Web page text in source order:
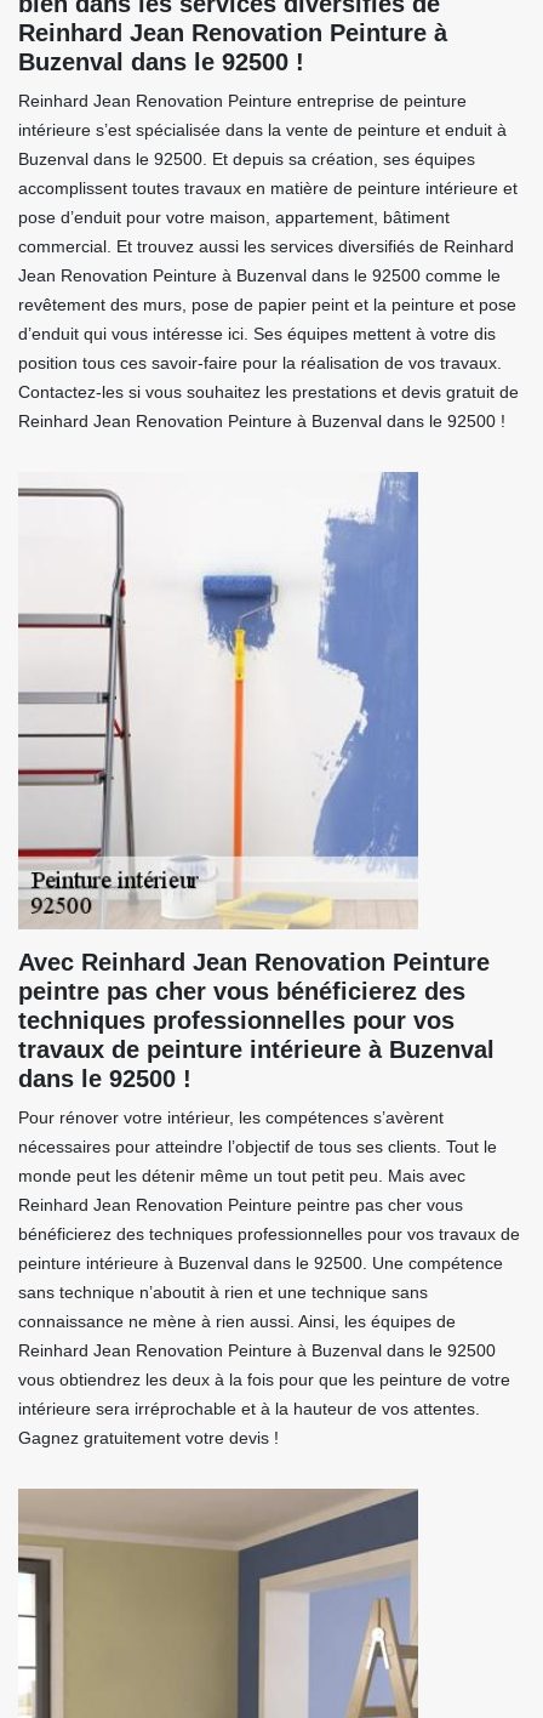
Reinhard Jean Renovation Peinture à
Buzenval dans le 92500 !
Reinhard Jean Renovation Peinture entreprise de peinture
intérieure s’est spécialisée dans la vente de peinture et enduit à
Buzenval dans le 92500. Et depuis sa création, ses équipes
accomplissent toutes travaux en matière de peinture intérieure et
pose d’enduit pour votre maison, appartement, bâtiment
commercial. Et trouvez aussi les services diversifiés de Reinhard
Jean Renovation Peinture à Buzenval dans le 92500 comme le
revêtement des murs, pose de papier peint et la peinture et pose
d’enduit qui vous intéresse ici. Ses équipes mettent à votre dis
position tous ces savoir-faire pour la réalisation de vos travaux.
Contactez-les si vous souhaitez les prestations et devis gratuit de
Reinhard Jean Renovation Peinture à Buzenval dans le 92500 !
Avec Reinhard Jean Renovation Peinture
peintre pas cher vous bénéficierez des
techniques professionnelles pour vos
travaux de peinture intérieure à Buzenval
dans le 92500 !
Pour rénover votre intérieur, les compétences s’avèrent
nécessaires pour atteindre l’objectif de tous ses clients. Tout le
monde peut les détenir même un tout petit peu. Mais avec
Reinhard Jean Renovation Peinture peintre pas cher vous
bénéficierez des techniques professionnelles pour vos travaux de
peinture intérieure à Buzenval dans le 92500. Une compétence
sans technique n’aboutit à rien et une technique sans
connaissance ne mène à rien aussi. Ainsi, les équipes de
Reinhard Jean Renovation Peinture à Buzenval dans le 92500
vous obtiendrez les deux à la fois pour que les peinture de votre
intérieure sera irréprochable et à la hauteur de vos attentes.
Gagnez gratuitement votre devis !